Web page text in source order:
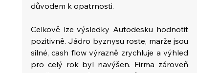
důvodem k opatrnosti.
Celkově lze výsledky Autodesku hodnotit
pozitivně. Jádro byznysu roste, marže jsou
silné, cash flow výrazně zrychluje a výhled
pro celý rok byl navýšen. Firma zároveň